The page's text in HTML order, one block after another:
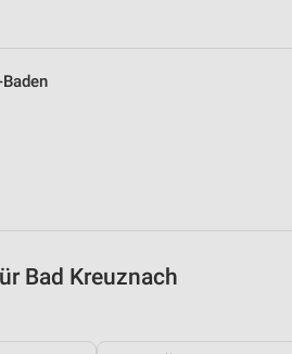
Bad Kreuznach